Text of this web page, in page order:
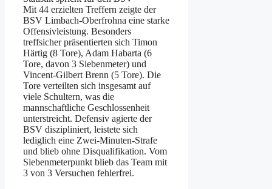
Mit 44 erzielten Treffern zeigte der
BSV Limbach-Oberfrohna eine starke
Offensivleistung. Besonders
treffsicher präsentierten sich Timon
Härtig (8 Tore), Adam Habarta (6
Tore, davon 3 Siebenmeter) und
Vincent-Gilbert Brenn (5 Tore). Die
Tore verteilten sich insgesamt auf
viele Schultern, was die
mannschaftliche Geschlossenheit
unterstreicht. Defensiv agierte der
BSV diszipliniert, leistete sich
lediglich eine Zwei-Minuten-Strafe
und blieb ohne Disqualifikation. Vom
Siebenmeterpunkt blieb das Team mit
3 von 3 Versuchen fehlerfrei.